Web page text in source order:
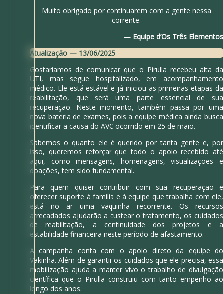
Muito obrigado por continuarem com a gente nessa
corrente.
— Equipe d’Os Três Elementos
Atualização — 13/06/2025
Gostaríamos de comunicar que o Pirulla recebeu alta da
UTI, mas segue hospitalizado, em acompanhamento
médico. Ele está estável e já iniciou as primeiras etapas da
reabilitação, que será uma parte essencial de sua
recuperação. Neste momento, também passa por uma
nova bateria de exames, pois a equipe médica ainda busca
identificar a causa do AVC ocorrido em 25 de maio.
Sabemos o quanto ele é querido por tanta gente e, por
isso, queremos reforçar que todo o apoio recebido até
aqui, como mensagens, homenagens, visualizações e
doações, tem sido fundamental.
Para quem quiser contribuir com sua recuperação e
oferecer suporte à família e à equipe que trabalha com ele,
está no ar uma vaquinha recorrente. Os recursos
arrecadados ajudarão a custear o tratamento, os cuidados
de reabilitação, a continuidade dos projetos e a
estabilidade financeira neste período de afastamento.
A campanha conta com o apoio direto da equipe do
Vakinha. Além de garantir os cuidados que ele precisa, essa
mobilização ajuda a manter vivo o trabalho de divulgação
científica que o Pirulla construiu com tanto empenho ao
longo dos anos.